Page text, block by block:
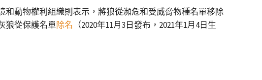
動物權利組織則表示，將狼從瀕危和受威脅物種名單移除
狼從保護名單除名 （2020年11月3日發布，2021年1月4日生